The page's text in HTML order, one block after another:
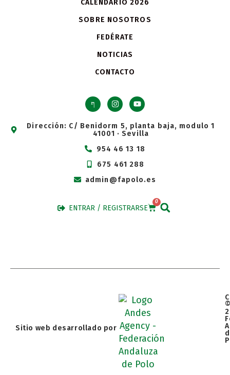
CALENDARIO 2026
SOBRE NOSOTROS
FEDÉRATE
NOTICIAS
CONTACTO
Dirección: C/ Benidorm 5, planta baja, modulo 1
41001 · Sevilla
954 46 13 18
675 461 288
admin@fapolo.es
ENTRAR / REGISTRARSE
0
Sitio web desarrollado por